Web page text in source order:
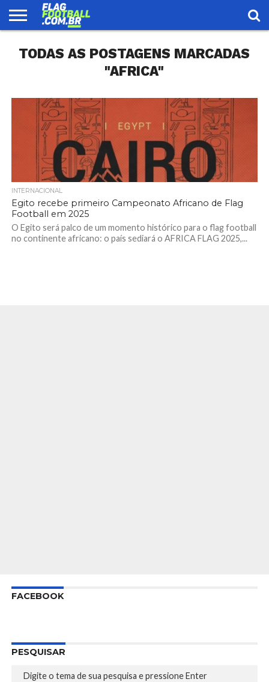
FOOTBALL
ENCONTRE
UMA
SELEÇÃO
BRASILEIRA
LOJA
TODAS AS POSTAGENS MARCADAS
"AFRICA"
INTERNACIONAL
Egito recebe primeiro Campeonato Africano de Flag
Football em 2025
O Egito será palco de um momento histórico para o flag football
no continente africano: o país sediará o AFRICA FLAG 2025,...
FACEBOOK
PESQUISAR